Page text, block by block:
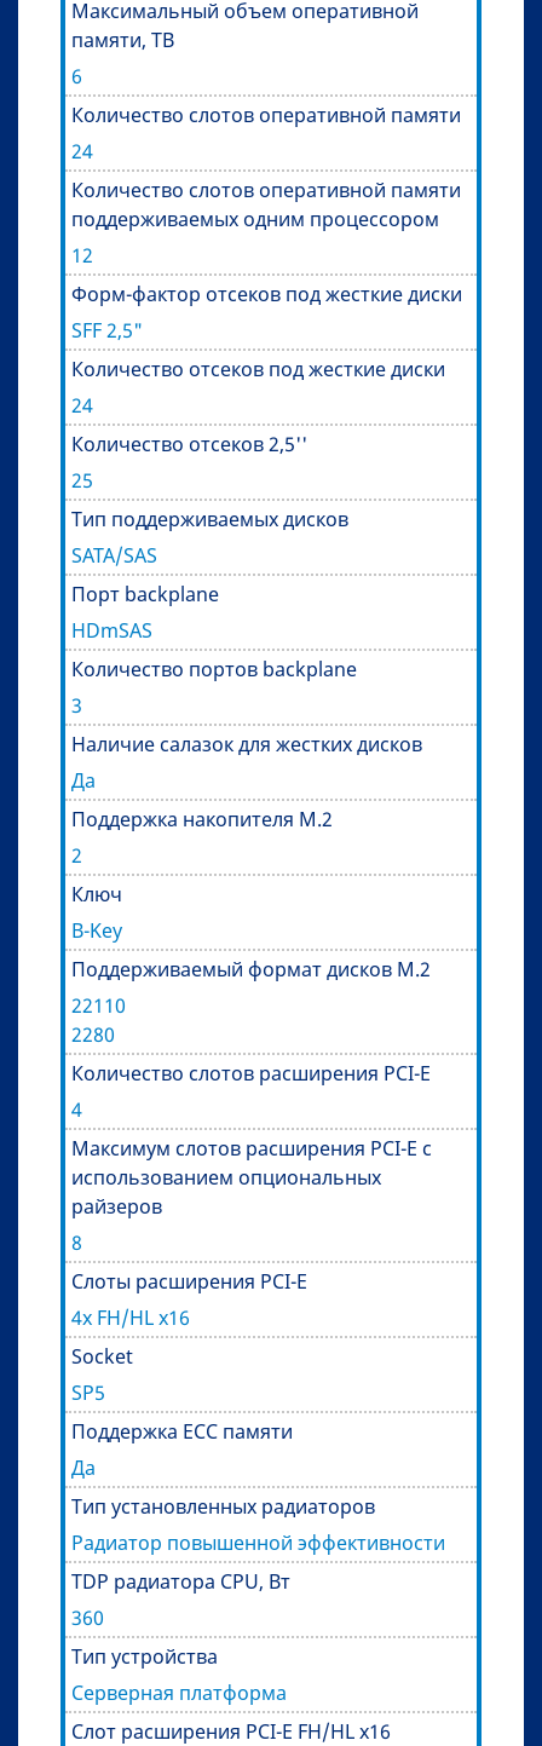
Максимальный объем оперативной
памяти, TB
6
Количество слотов оперативной памяти
24
Количество слотов оперативной памяти
поддерживаемых одним процессором
12
Форм-фактор отсеков под жесткие диски
SFF 2,5"
Количество отсеков под жесткие диски
24
Количество отсеков 2,5''
25
Тип поддерживаемых дисков
SATA/SAS
Порт backplane
HDmSAS
Количество портов backplane
3
Наличие салазок для жестких дисков
Да
Поддержка накопителя M.2
2
Ключ
B-Key
Поддерживаемый формат дисков M.2
22110
2280
Количество слотов расширения PCI-E
4
Максимум слотов расширения PCI-E с
использованием опциональных
райзеров
8
Слоты расширения PCI-E
4x FH/HL x16
Socket
SP5
Поддержка ECC памяти
Да
Тип установленных радиаторов
Радиатор повышенной эффективности
TDP радиатора CPU, Вт
360
Тип устройства
Серверная платформа
Слот расширения PCI-E FH/HL x16